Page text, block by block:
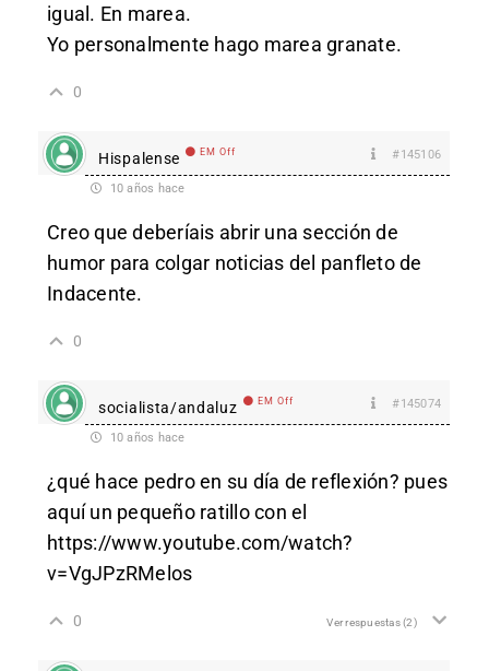
igual. En marea.
Yo personalmente hago marea granate.
0
Hispalense EM Off #145106
10 años hace
Creo que deberíais abrir una sección de
humor para colgar noticias del panfleto de
Indacente.
0
socialista/andaluz EM Off #145074
10 años hace
¿qué hace pedro en su día de reflexión? pues
aquí un pequeño ratillo con el
https://www.youtube.com/watch?
v=VgJPzRMelos
0 Ver respuestas(2)